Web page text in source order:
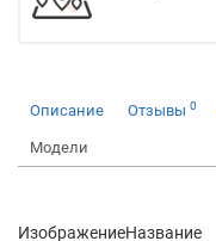
Описание Отзывы 0
Модели
ИзображениеНазвание